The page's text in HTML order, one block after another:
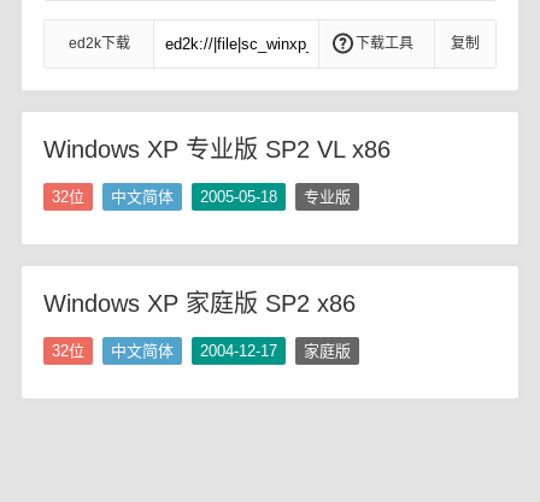
ed2k下载 复制
下载工具
Windows XP 专业版 SP2 VL x86
32位 中文简体 2005-05-18 专业版
Windows XP 家庭版 SP2 x86
32位 中文简体 2004-12-17 家庭版